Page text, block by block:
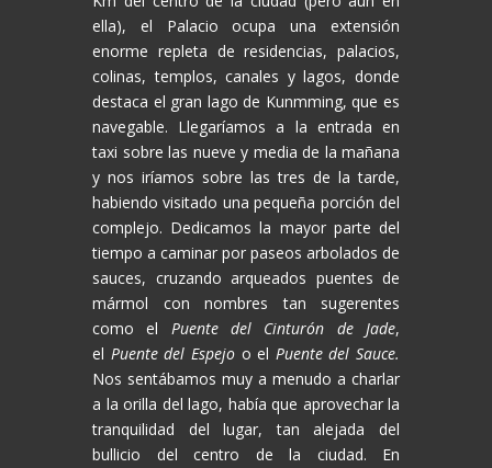
ella), el Palacio ocupa una extensión
enorme repleta de residencias, palacios,
colinas, templos, canales y lagos, donde
destaca el gran lago de Kunmming, que es
navegable. Llegaríamos a la entrada en
taxi sobre las nueve y media de la mañana
y nos iríamos sobre las tres de la tarde,
habiendo visitado una pequeña porción del
complejo. Dedicamos la mayor parte del
tiempo a caminar por paseos arbolados de
sauces, cruzando arqueados puentes de
mármol con nombres tan sugerentes
como el Puente del Cinturón de Jade,
el Puente del Espejoo el Puente del Sauce.
Nos sentábamos muy a menudo a charlar
a la orilla del lago, había que aprovechar la
tranquilidad del lugar, tan alejada del
bullicio del centro de la ciudad. En